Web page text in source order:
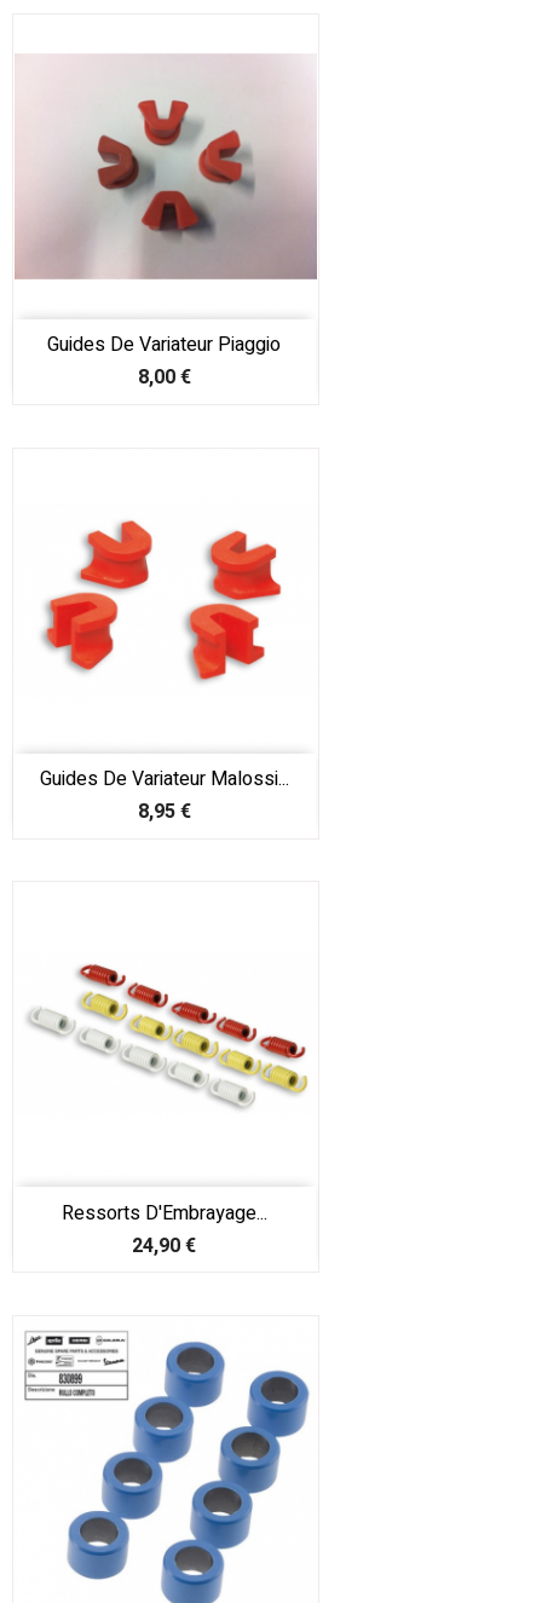
Guides De Variateur Piaggio
Prix
8,00 €
Guides De Variateur Malossi...
Prix
8,95 €
Ressorts D'Embrayage...
Prix
24,90 €